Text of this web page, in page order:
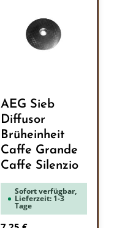
AEG Sieb
Diffusor
Brüheinheit
Caffe Grande
Caffe Silenzio
Sofort verfügbar,
Lieferzeit: 1-3
Tage